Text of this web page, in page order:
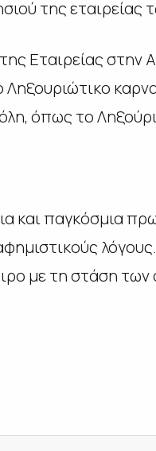
της εταιρείας
Εταιρείας στην
όπως το
και παγκόσμια
με τη στάση